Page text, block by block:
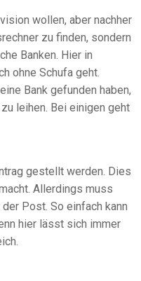
wollen, aber nachher
zu finden, sondern
Banken. Hier in
ohne Schufa geht.
Bank gefunden haben,
leihen. Bei einigen geht
gestellt werden. Dies
Allerdings muss
Post. So einfach kann
hier lässt sich immer